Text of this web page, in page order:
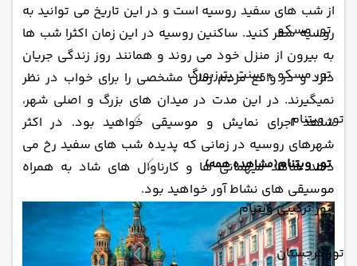
تور مسکو
تور مسکو + سنت پترزبورگ
تور ویتنام
تور ویتنام(مشاهده همه)
تور ترکیبی ویتنام
تور گرجستان
از شب های سفید روسیه است و در این تاریخ می توانید به
روسیه سفر کنید. ساکنین روسیه در این زمان اکثرا شب ها
به بیرون از منزل خود می روند و همانند روز زندگی جریان
دارد و در واقع مردم زمان مشخصی را برای خواب در نظر
نمیگیرند. در این مدت در میدان های بزرگ و اصلی شهر،
شاهد اجرای نمایش و موسیقی خواهید بود. در اکثر
شهرهای روسیه در زمانی که پدیده شب های سفید رخ می
دهد شاهد میهمانی ها و کارناوال های شاد به همراه
موسیقی های نشاط آور خواهید بود.